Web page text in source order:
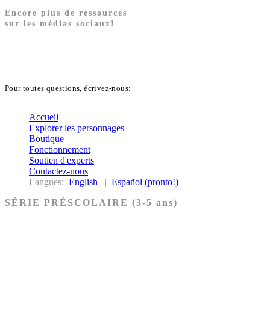
Encore plus de ressources
sur les médias sociaux!
Pour toutes questions, écrivez-nous:
Accueil
Explorer les personnages
Boutique
Fonctionnement
Soutien d'experts
Contactez-nous
Langues: English | Español (pronto!)
SÉRIE PRÉSCOLAIRE (3-5 ans)